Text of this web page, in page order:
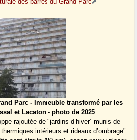
des barres du Grand Parc
Parc - Immeuble transformé par les
et Lacaton - photo de 2025
rajoutée de "jardins d’hiver" munis de
intérieurs et rideaux d’ombrage".